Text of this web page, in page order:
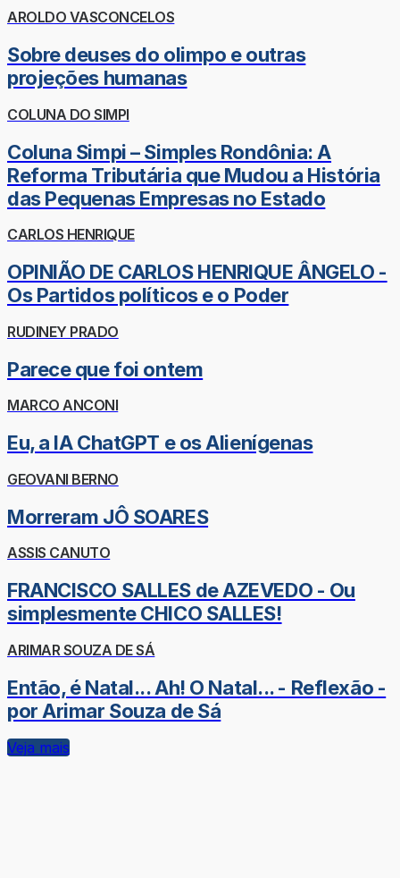
AROLDO VASCONCELOS
Sobre deuses do olimpo e outras
projeções humanas
COLUNA DO SIMPI
Coluna Simpi – Simples Rondônia: A
Reforma Tributária que Mudou a História
das Pequenas Empresas no Estado
CARLOS HENRIQUE
OPINIÃO DE CARLOS HENRIQUE ÂNGELO -
Os Partidos políticos e o Poder
RUDINEY PRADO
Parece que foi ontem
MARCO ANCONI
Eu, a IA ChatGPT e os Alienígenas
GEOVANI BERNO
Morreram JÔ SOARES
ASSIS CANUTO
FRANCISCO SALLES de AZEVEDO - Ou
simplesmente CHICO SALLES!
ARIMAR SOUZA DE SÁ
Então, é Natal... Ah! O Natal... - Reflexão -
por Arimar Souza de Sá
Veja mais